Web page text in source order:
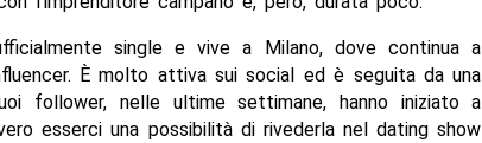
single e vive a Milano, dove continua a
È molto attiva sui social ed è seguita da una
follower, nelle ultime settimane, hanno iniziato a
esserci una possibilità di rivederla nel dating show